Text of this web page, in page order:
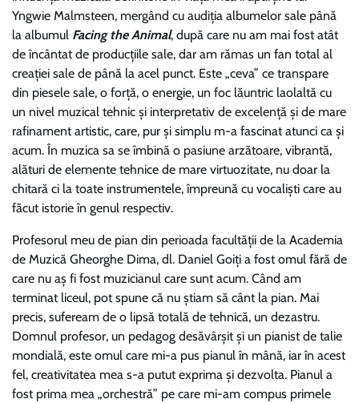
Yngwie Malmsteen, mergând cu audiţia albumelor sale până
la albumul Facing the Animal, după care nu am mai fost atât
de încântat de producţiile sale, dar am rămas un fan total al
creaţiei sale de până la acel punct. Este „ceva” ce transpare
din piesele sale, o forţă, o energie, un foc lăuntric laolaltă cu
un nivel muzical tehnic şi interpretativ de excelenţă şi de mare
rafinament artistic, care, pur şi simplu m-a fascinat atunci ca şi
acum. În muzica sa se îmbină o pasiune arzătoare, vibrantă,
alături de elemente tehnice de mare virtuozitate, nu doar la
chitară ci la toate instrumentele, împreună cu vocalişti care au
făcut istorie în genul respectiv.
Profesorul meu de pian din perioada facultăţii de la Academia
de Muzică Gheorghe Dima, dl. Daniel Goiţi a fost omul fără de
care nu aş fi fost muzicianul care sunt acum. Când am
terminat liceul, pot spune că nu ştiam să cânt la pian. Mai
precis, sufeream de o lipsă totală de tehnică, un dezastru.
Domnul profesor, un pedagog desăvârşit şi un pianist de talie
mondială, este omul care mi-a pus pianul în mână, iar în acest
fel, creativitatea mea s-a putut exprima şi dezvolta. Pianul a
fost prima mea „orchestră” pe care mi-am compus primele